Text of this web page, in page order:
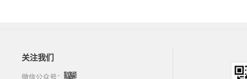
关注我们
微信公众号：